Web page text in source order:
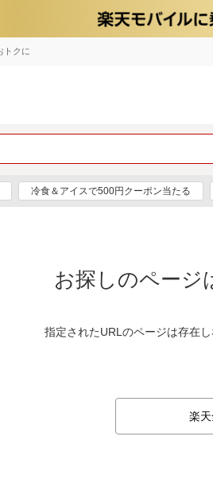
トクに
冷食＆アイスで500円クーポン当たる
お探しのページ
指定されたURLのページは存在
楽